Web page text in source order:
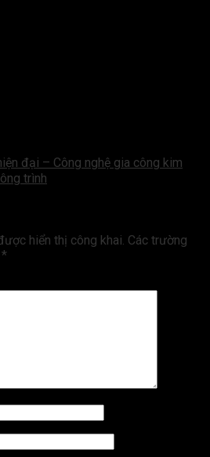
đại – Công nghệ gia công kim
trình
hiển thị công khai. Các trường
*